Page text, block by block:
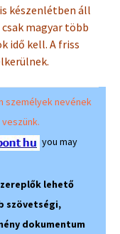
készenlétben áll
magyar több
idő kell. A friss
személyek nevének
you may
lehető
szövetségi,
dokumentum